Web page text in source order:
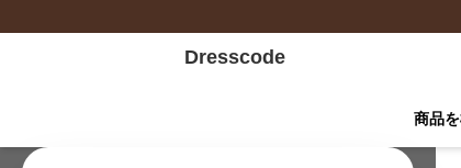
Dresscode
商品